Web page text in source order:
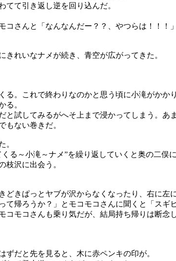
て引き返し逆を回り込んだ。
コさんと「なんなんだー？？、やつらは！！！
れいなナメが続き、青空が広がってきた。
る。これで終わりなのかと思う頃に小滝がかか
る。
と試してみるがへそ上まで浸かってしまう。あ
もない巻きだ。
。
る～小滝～ナメ”を繰り返していくと奥の二俣
枝沢に出会う。
どきぱっとヤブが沢からなくなったり、右に左
て帰ろうか？」とモコモコさんに聞くと「スギ
コモコさんも乗り気だが、結局持ち帰りは断念
だと先を見ると、木に赤ペンキの印が。